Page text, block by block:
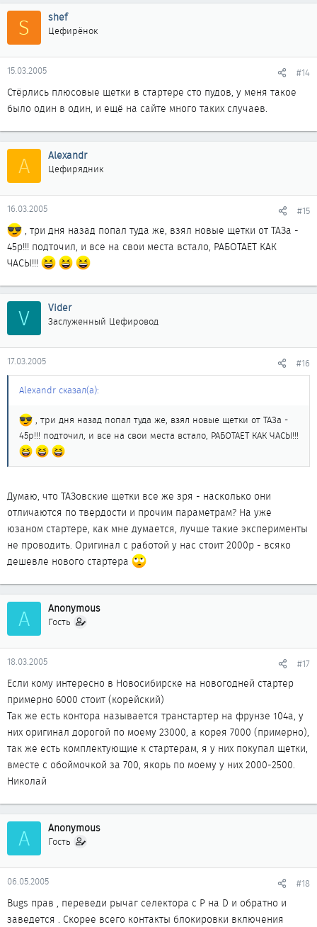
S shef
Цефирёнок
15.03.2005 #14
Стёрлись плюсовые щетки в стартере сто пудов, у меня такое
было один в один, и ещё на сайте много таких случаев.
A Alexandr
Цефирядник
16.03.2005 #15
, три дня назад попал туда же, взял новые щетки от ТАЗа -
45р!!! подточил, и все на свои места встало, РАБОТАЕТ КАК
ЧАСЫ!!!
V Vider
Заслуженный Цефировод
17.03.2005 #16
Alexandr сказал(а):
, три дня назад попал туда же, взял новые щетки от ТАЗа -
45р!!! подточил, и все на свои места встало, РАБОТАЕТ КАК ЧАСЫ!!!
Думаю, что ТАЗовские щетки все же зря - насколько они
отличаются по твердости и прочим параметрам? На уже
юзаном стартере, как мне думается, лучше такие эксперименты
не проводить. Оригинал с работой у нас стоит 2000р - всяко
дешевле нового стартера
A Anonymous
Гость
18.03.2005 #17
Если кому интересно в Новосибирске на новогодней стартер
примерно 6000 стоит (корейский)
Так же есть контора называется транстартер на фрунзе 104а, у
них оригинал дорогой по моему 23000, а корея 7000 (примерно),
так же есть комплектующие к стартерам, я у них покупал щетки,
вместе с обоймочкой за 700, якорь по моему у них 2000-2500.
Николай
A Anonymous
Гость
06.05.2005 #18
Bugs прав , переведи рычаг селектора с P на D и обратно и
заведется . Скорее всего контакты блокировки включения